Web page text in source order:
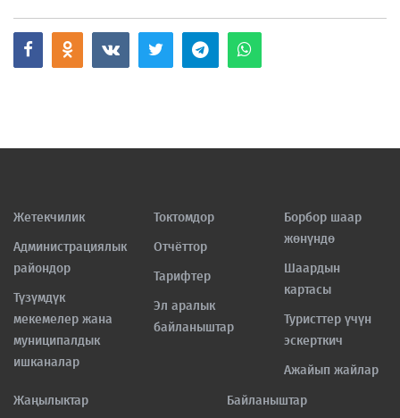
Жетекчилик
Администрациялык
райондор
Түзүмдүк
мекемелер жана
муниципалдык
ишканалар
Токтомдор
Отчёттор
Тарифтер
Эл аралык
байланыштар
Борбор шаар
жөнүндө
Шаардын
картасы
Туристтер үчүн
эскерткич
Ажайып жайлар
Жаңылыктар Байланыштар